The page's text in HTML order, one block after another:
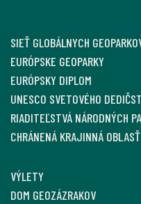
SIEŤ GLOBÁLNYCH
EURÓPSKE GEOPARKY
EURÓPSKY DIPLOM
UNESCO SVETOVÉHO
RIADITEĽSTVÁ NÁRODNÝCH
CHRÁNENÁ KRAJINNÁ
VÝLETY
DOM GEOZÁZRAKOV